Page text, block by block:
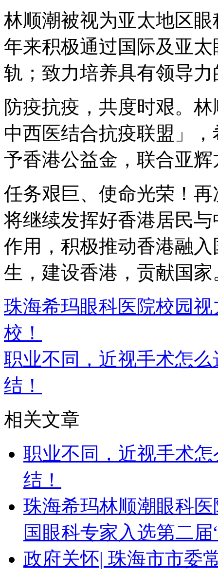
林顺潮被视为亚太地区
年来积极通过国际及亚
轨；致力培养具有领导
防疫抗疫，共度时艰。
中西医结合抗疫联盟」
予香港公益金，联合亚
任务艰巨、使命光荣！
将继续发挥好香港居民
作用，积极推动香港融
生，建设香港，贡献国家
珠海希玛眼科医院校园
校！
职业不同，近视手术怎
结！
相关文章
职业不同，近视手术
结！
珠海希玛林顺潮眼科
国眼科专家入选第二
政府关怀| 珠海市市委